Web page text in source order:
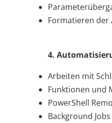
Formatieren der
4.
Arbeiten mit
Funktionen und
PowerShell
Background Jobs